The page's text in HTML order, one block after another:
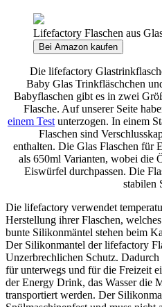
Lifefactory Flaschen aus
Bei Amazon kaufen
Die lifefactory
Baby Glas Trinkfläschchen
Babyflaschen gibt es in zwei
Flasche. Auf unserer Seite
einem Test unterzogen. In einem
Flaschen sind
enthalten. Die Glas Flaschen für
als 650ml Varianten, wobei die
Eiswürfel durchpassen. Die
stabilen
Die lifefactory verwendet
Herstellung ihrer Flaschen,
bunte Silikonmäntel stehen beim
Der Silikonmantel der lifefactory
Unzerbrechlichen Schutz.
für unterwegs und für die Freizeit
der Energy Drink, das Wasser die
transportiert werden. Der